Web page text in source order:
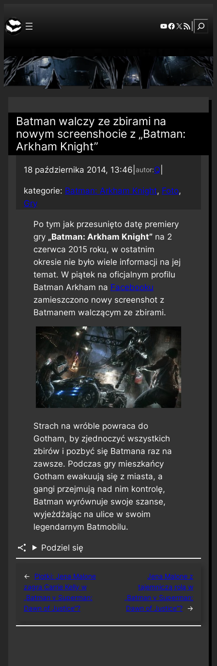
YouTube
Facebook
X RSS Feed
Batman walczy ze zbirami na
nowym screenshocie z „Batman:
Arkham Knight”
18 października 2014, 13:46 autor:Q
kategorie: Batman: Arkham Knight, Foto
Gry
Po tym jak przesunięto datę premiery
gry „Batman: Arkham Knight”na 2
czerwca 2015 roku, w ostatnim
okresie nie było wiele informacji na jej
temat. W piątek na oficjalnym profilu
Batman Arkham na Facebooku
zamieszczono nowy screenshot z
Batmanem walczącym ze zbirami.
Strach na wróble powraca do
Gotham, by zjednoczyć wszystkich
zbirów i pozbyć się Batmana raz na
zawsze. Podczas gry mieszkańcy
Gotham ewakuują się z miasta, a
gangi przejmują nad nim kontrolę,
Batman wyrównuje swoje szanse,
wyjeżdżając na ulice w swoim
legendarnym Batmobilu.
Podziel się
←
Plotki: Jena Malone
zagra Carrie Kelly w
„Batman v Superman:
Dawn of Justice”?
Jena Malone z
tajemniczą rolą w
„Batman v Superman:
Dawn of Justice”? →